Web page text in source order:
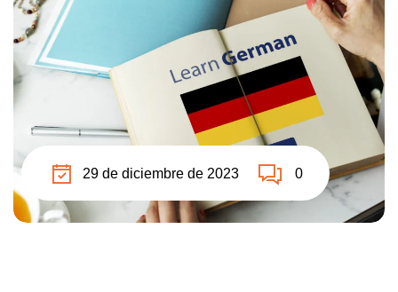
29 de diciembre de 2023 0